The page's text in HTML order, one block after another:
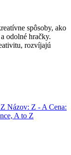
spôsoby, ako
odolné hračky.
rozvíjajú
Názov: Z - ACena:
A to Z